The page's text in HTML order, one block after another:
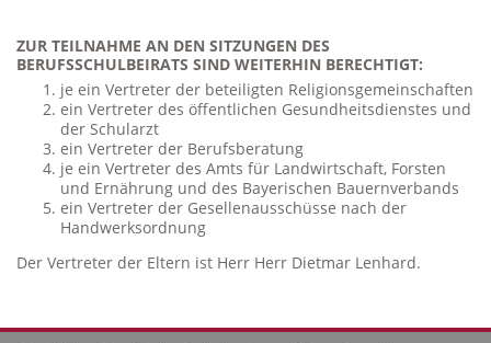
ZUR TEILNAHME AN DEN SITZUNGEN DES
BERUFSSCHULBEIRATS SIND WEITERHIN BERECHTIGT:
je ein Vertreter der beteiligten Religionsgemeinschaften
ein Vertreter des öffentlichen Gesundheitsdienstes und
der Schularzt
ein Vertreter der Berufsberatung
je ein Vertreter des Amts für Landwirtschaft, Forsten
und Ernährung und des Bayerischen Bauernverbands
ein Vertreter der Gesellenausschüsse nach der
Handwerksordnung
Der Vertreter der Eltern ist Herr Herr Dietmar Lenhard.